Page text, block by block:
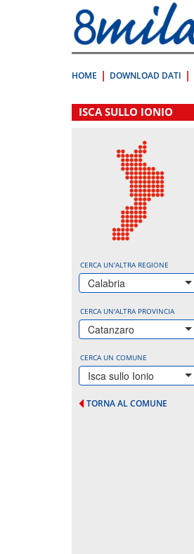
direttamente
a:
Contenuto
HOME DOWNLOAD DATI
.
ISCA SULLO IONIO
CERCA UN'ALTRA REGIONE
Calabria
CERCA UN'ALTRA PROVINCIA
Catanzaro
CERCA UN COMUNE
Isca sullo Ionio
TORNA AL COMUNE